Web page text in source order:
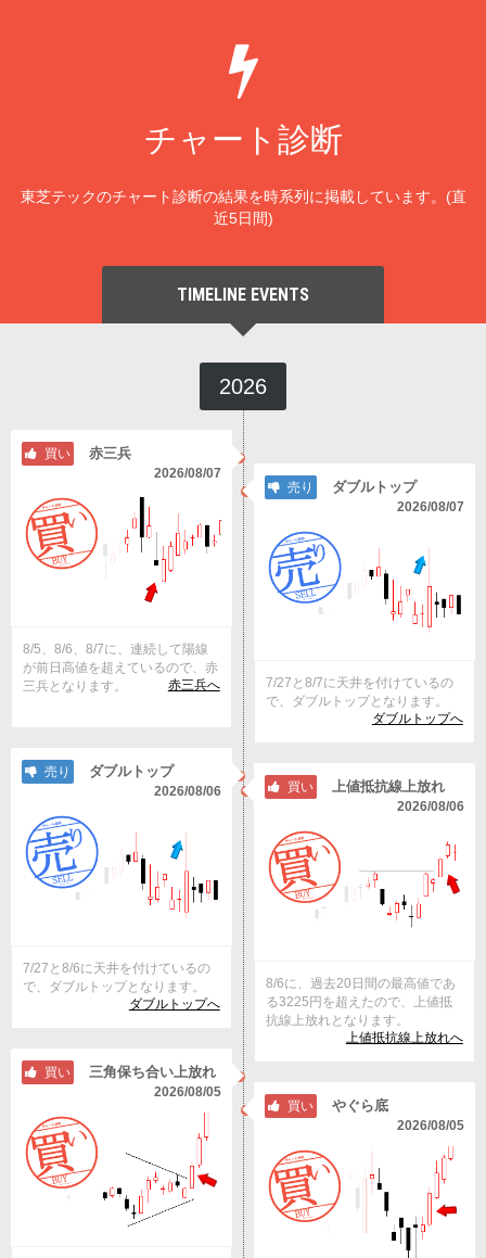
チャート診断
東芝テックのチャート診断の結果を時系列に掲載しています。(直
近5日間)
TIMELINE EVENTS
2026
買い 赤三兵
2026/08/07
8/5、8/6、8/7に、連続して陽線
が前日高値を超えているので、赤
三兵となります。
赤三兵へ
売り ダブルトップ
2026/08/07
7/27と8/7に天井を付けているの
で、ダブルトップとなります。
ダブルトップへ
売り ダブルトップ
2026/08/06
7/27と8/6に天井を付けているの
で、ダブルトップとなります。
ダブルトップへ
買い 上値抵抗線上放れ
2026/08/06
8/6に、過去20日間の最高値であ
る3225円を超えたので、上値抵
抗線上放れとなります。
上値抵抗線上放れへ
買い 三角保ち合い上放れ
2026/08/05
買い
やぐら底
2026/08/05